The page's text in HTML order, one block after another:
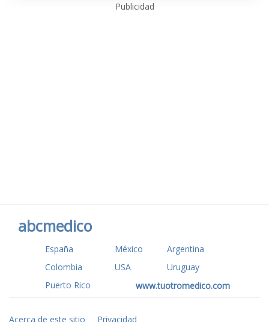
Publicidad
abcmedico
España México
Argentina
Colombia
USA
Uruguay
Puerto Rico
www.tuotromedico.com
Acerca de este sitio Privacidad